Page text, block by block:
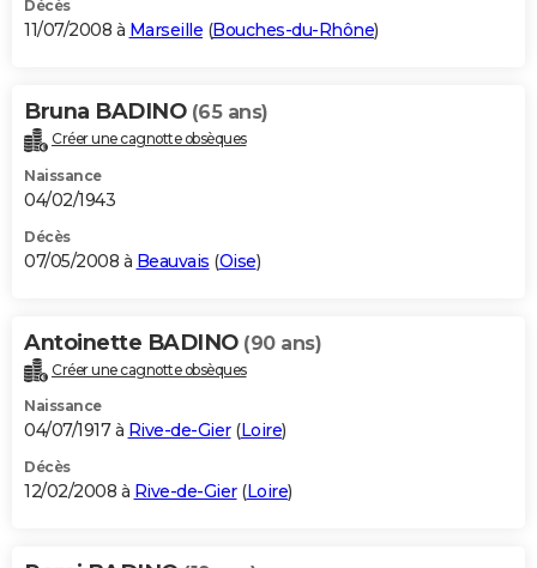
Décès
11/07/2008 à Marseille (Bouches-du-Rhône)
Bruna BADINO (65 ans)
Créer une cagnotte obsèques
Naissance
04/02/1943
Décès
07/05/2008 à Beauvais (Oise)
Antoinette BADINO (90 ans)
Créer une cagnotte obsèques
Naissance
04/07/1917 à Rive-de-Gier(Loire)
Décès
12/02/2008 à Rive-de-Gier(Loire)